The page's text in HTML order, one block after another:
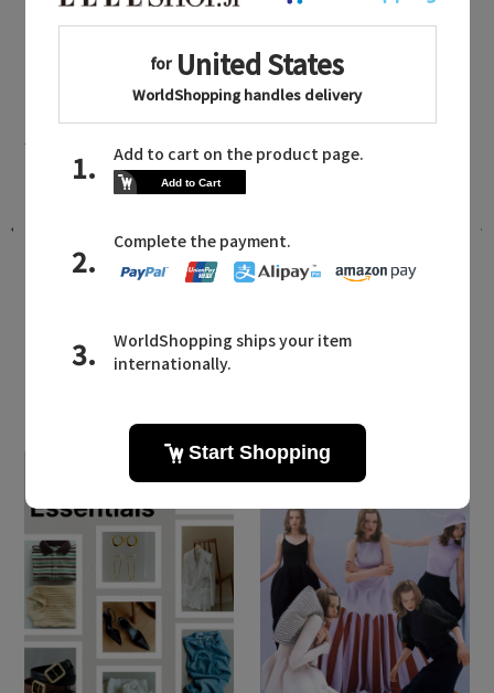
Reir MAILMAGAZINE
レイールに関連するメールマガジン
ゾートから日常まで活躍する「レイー
ル」の新作